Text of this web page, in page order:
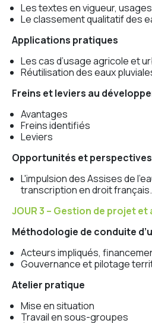
Les textes en vigueur,
Le classement qualitatif des
Applications pratiques
Les cas d’usage agricole et
Réutilisation des eaux
Freins et leviers au
Avantages
Freins identifiés
Leviers
Opportunités et perspectives
L'impulsion des Assises de
transcription en droit français.
JOUR 3 – Gestion de projet
Méthodologie de conduite
Acteurs impliqués,
Gouvernance et pilotage
Atelier pratique
Mise en situation
Travail en sous-groupes